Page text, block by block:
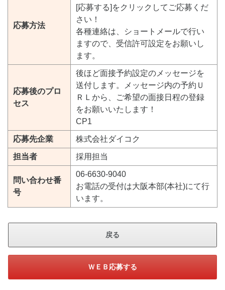
応募方法
[応募する]をクリックしてご応募くだ
さい！
各種連絡は、ショートメールで行い
ますので、受信許可設定をお願いし
ます。
応募後のプロ
セス
後ほど面接予約設定のメッセージを
送付します。メッセージ内の予約Ｕ
ＲＬから、ご希望の面接日程の登録
をお願いいたします！
CP1
応募先企業 株式会社ダイコク
担当者 採用担当
問い合わせ番
号
06-6630-9040
お電話の受付は大阪本部(本社)にて行
います。
戻る
ＷＥＢ応募する